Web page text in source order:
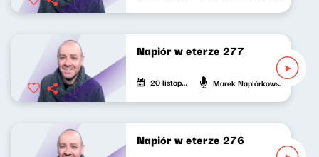
Napiór w eterze 277
20 listopada 2025 Marek Napiórkowski
Napiór w eterze 276